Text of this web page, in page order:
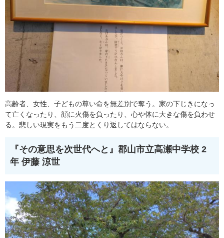
高齢者、女性、子どもの尊い命を無差別で奪う。家の下じきになっ
て亡くなったり、顔に火傷を負ったり、心や体に大きな傷を負わせ
る。悲しい現実をもう二度とくり返してはならない。
『その意思を次世代へと』 郡山市立高瀬中学校 2
年 伊藤 涼世